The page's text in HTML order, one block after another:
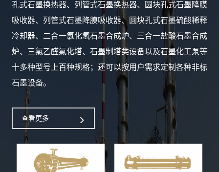
孔式石墨换热器、列管式石墨换热器、圆块孔式石墨降膜
吸收器、列管式石墨降膜吸收器、圆块孔式石墨硫酸稀释
冷却器、二合一氯化氢石墨合成炉、三合一盐酸石墨合成
炉、三氯乙醛氯化塔、石墨制塔类设备以及石墨化工泵等
十多种型号上百种规格；还可以按用户需求定制各种非标
石墨设备。
查看更多